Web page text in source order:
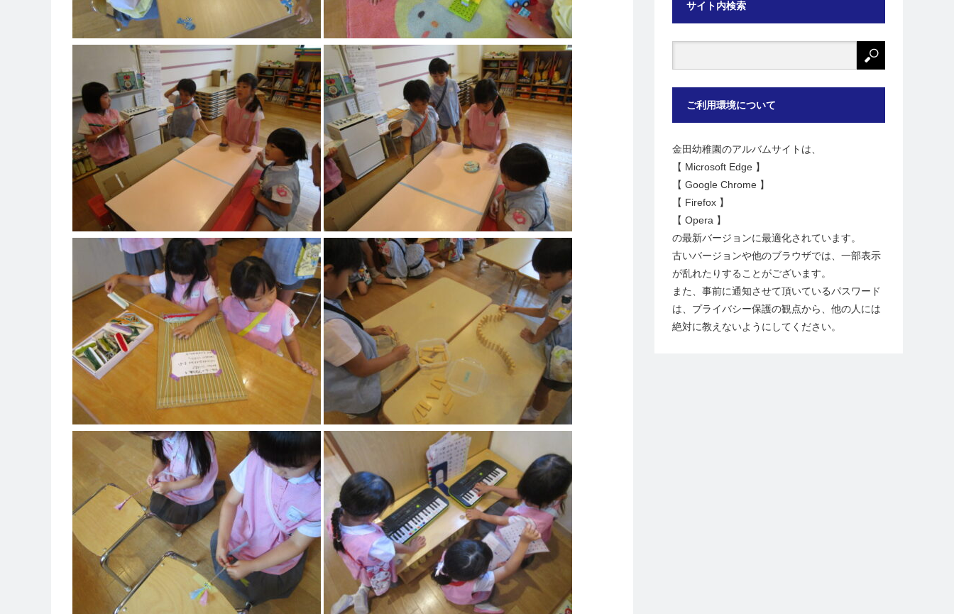
サイト内検索
ご利用環境について
金田幼稚園のアルバムサイトは、
【 Microsoft Edge 】
【 Google Chrome 】
【 Firefox 】
【 Opera 】
の最新バージョンに最適化されています。
古いバージョンや他のブラウザでは、一部表示
が乱れたりすることがございます。
また、事前に通知させて頂いているパスワード
は、プライバシー保護の観点から、他の人には
絶対に教えないようにしてください。